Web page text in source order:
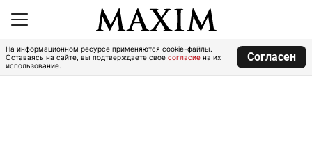
На информационном ресурсе применяются cookie-файлы.
Оставаясь на сайте, вы подтверждаете свое согласие на их
использование.
Согласен